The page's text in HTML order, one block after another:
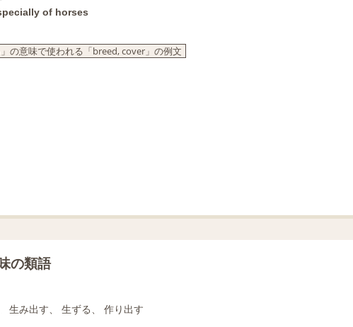
of horses
の意味で使われる「breed, cover」の例文
の類語
生み出す、 生ずる、 作り出す